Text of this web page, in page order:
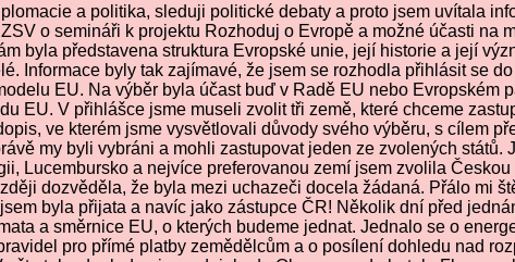
a politika, sleduji politické debaty a proto jsem uvítala
o semináři k projektu Rozhoduj o Evropě a možné účasti na
byla představena struktura Evropské unie, její historie a její
Informace byly tak zajímavé, že jsem se rozhodla přihlásit se
EU. Na výběr byla účast buď v Radě EU nebo Evropském
EU. V přihlášce jsme museli zvolit tři země, které chceme
ve kterém jsme vysvětlovali důvody svého výběru, s cílem
my byli vybráni a mohli zastupovat jeden ze zvolených států.
Lucembursko a nejvíce preferovanou zemí jsem zvolila Českou
dozvěděla, že byla mezi uchazeči docela žádaná. Přálo mi
byla přijata a navíc jako zástupce ČR! Několik dní před
a směrnice EU, o kterých budeme jednat. Jednalo se o
pro přímé platby zemědělcům a o posílení dohledu nad